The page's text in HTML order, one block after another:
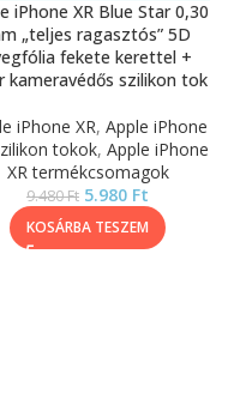
iPhone XR Blue Star 0,30
„teljes ragasztós” 5D
fekete kerettel +
kameravédős szilikon tok
iPhone XR, Apple iPhone
tokok, Apple iPhone
XR termékcsomagok
9.480Ft 5.980 Ft
KOSÁRBA TESZEM